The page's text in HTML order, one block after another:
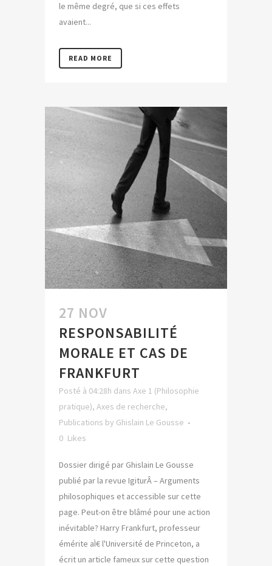
le même degré, que si ces effets
avaient...
READ MORE
27 NOV
RESPONSABILITÉ
MORALE ET CAS DE
FRANKFURT
Posté à 04:28h dans Axe 1 (Philosophie
pratique), Axes de recherche,
Publications by Ghislain Le Gousse
0 Likes
Dossier dirigé par Ghislain Le Gousse
publié par la revue IgiturÂ – Arguments
philosophiques et accessible sur cette
page. Peut-on être blâmé pour une action
inévitable? Harry Frankfurt, professeur
émérite aÌ€ l'Université de Princeton, a
écrit un article fameux sur cette question